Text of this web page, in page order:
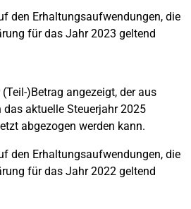
den Erhaltungsaufwendungen, die
für das Jahr 2023 geltend
)Betrag angezeigt, der aus
aktuelle Steuerjahr 2025
abgezogen werden kann.
den Erhaltungsaufwendungen, die
für das Jahr 2022 geltend